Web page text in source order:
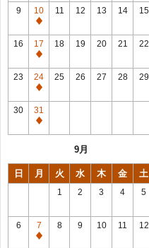
館
日
9
10
休
館
日
11 12 13 14 15
16
17
休
館
日
18 19 20 21 22
23
24
休
館
日
25 26 27 28 29
30
31
休
9月
日 月 火 水 木 金 土
1 2 3 4 5
6
7
休
8 9 10 11 12